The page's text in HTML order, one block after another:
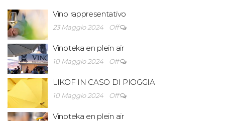
Vino rappresentativo
23 Maggio 2024 Off
Vinoteka en plein air
10 Maggio 2024 Off
LIKOF IN CASO DI PIOGGIA
10 Maggio 2024 Off
Vinoteka en plein air